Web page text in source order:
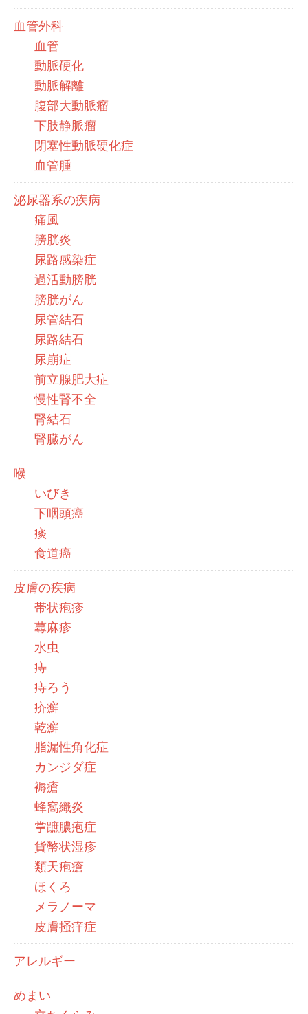
血管外科
血管
動脈硬化
動脈解離
腹部大動脈瘤
下肢静脈瘤
閉塞性動脈硬化症
血管腫
泌尿器系の疾病
痛風
膀胱炎
尿路感染症
過活動膀胱
膀胱がん
尿管結石
尿路結石
尿崩症
前立腺肥大症
慢性腎不全
腎結石
腎臓がん
喉
いびき
下咽頭癌
痰
食道癌
皮膚の疾病
帯状疱疹
蕁麻疹
水虫
痔
痔ろう
疥癬
乾癬
脂漏性角化症
カンジダ症
褥瘡
蜂窩織炎
掌蹠膿疱症
貨幣状湿疹
類天疱瘡
ほくろ
メラノーマ
皮膚掻痒症
アレルギー
めまい